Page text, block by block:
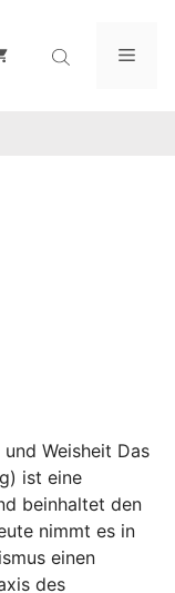
Weisheit Das
ist eine
beinhaltet den
nimmt es in
einen
des